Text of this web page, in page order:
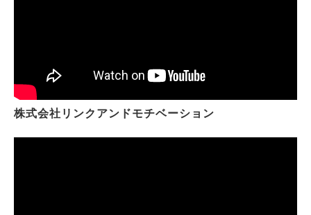
株式会社リンクアンドモチベーション